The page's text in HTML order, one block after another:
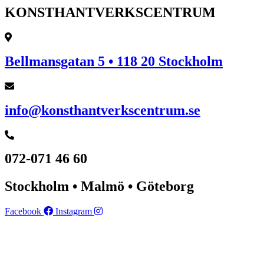
KONSTHANTVERKSCENTRUM
Bellmansgatan 5 • 118 20 Stockholm
info@konsthantverkscentrum.se
072-071 46 60
Stockholm • Malmö • Göteborg
Facebook Instagram